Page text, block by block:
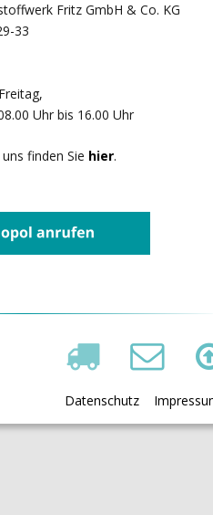
Fritz GmbH & Co. KG
33
Uhr bis 16.00 Uhr
finden Sie hier.
Datenschutz